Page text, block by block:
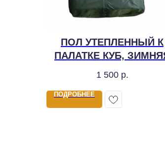
ПОЛ УТЕПЛЕННЫЙ К
ПАЛАТКЕ КУБ,
1 500 р.
ПОДРОБНЕЕ